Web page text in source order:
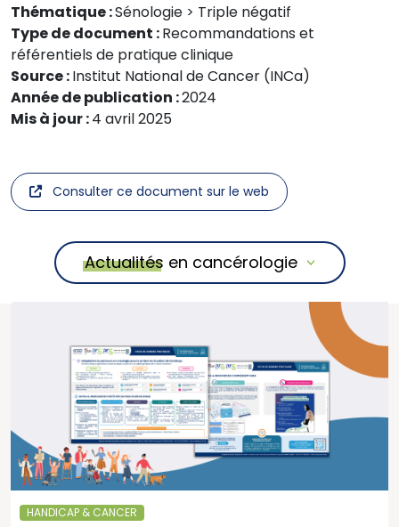
Thématique :Sénologie > Triple négatif
Type de document :Recommandations et
référentiels de pratique clinique
Source :Institut National de Cancer (INCa)
Année de publication :2024
Mis à jour :4 avril 2025
Consulter ce document sur le web
Actualités en cancérologie
HANDICAP & CANCER